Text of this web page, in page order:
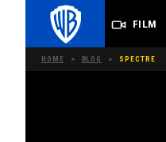
FILM
HOME > BLOG > SPECTRE